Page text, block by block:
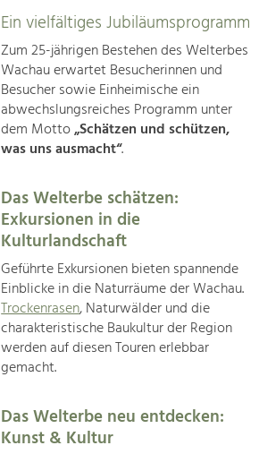
Ein vielfältiges Jubiläumsprogramm
Zum 25-jährigen Bestehen des Welterbes
Wachau erwartet Besucherinnen und
Besucher sowie Einheimische ein
abwechslungsreiches Programm unter
dem Motto„Schätzen und schützen,
was uns ausmacht“.
Das Welterbe schätzen:
Exkursionen in die
Kulturlandschaft
Geführte Exkursionen bieten spannende
Einblicke in die Naturräume der Wachau.
Trockenrasen, Naturwälder und die
charakteristische Baukultur der Region
werden auf diesen Touren erlebbar
gemacht.
Das Welterbe neu entdecken:
Kunst & Kultur